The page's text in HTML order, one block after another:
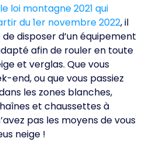
loi montagne 2021 qui
du 1er novembre 2022, il
disposer d’un équipement
afin de rouler en toute
et verglas. Que vous
end, ou que vous passiez
les zones blanches,
et chaussettes à
pas les moyens de vous
neige !